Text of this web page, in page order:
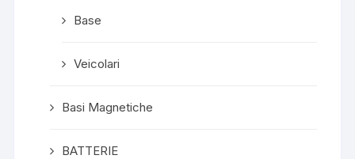
Base
Veicolari
Basi Magnetiche
BATTERIE